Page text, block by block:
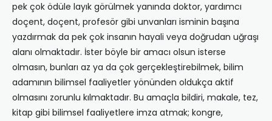
pek çok ödüle layık görülmek yanında doktor, yardımcı
doçent, doçent, profesör gibi unvanları isminin başına
yazdırmak da pek çok insanın hayali veya doğrudan uğraşı
alanı olmaktadır. İster böyle bir amacı olsun isterse
olmasın, bunları az ya da çok gerçekleştirebilmek, bilim
adamının bilimsel faaliyetler yönünden oldukça aktif
olmasını zorunlu kılmaktadır. Bu amaçla bildiri, makale, tez,
kitap gibi bilimsel faaliyetlere imza atmak; kongre,